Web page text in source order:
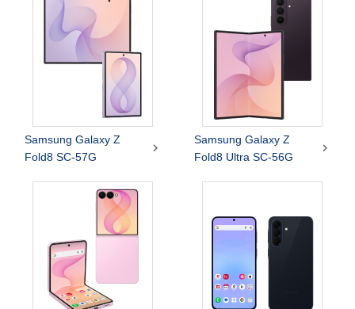
Samsung Galaxy Z
Fold8 SC-57G

Samsung Galaxy Z
Fold8 Ultra SC-56G
